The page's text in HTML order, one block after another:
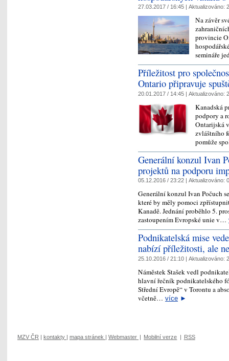
27.03.2017 / 16:45 | Aktualizováno:
Na závěr
provincie
semináře
Příležitost pro
Ontario připravuje
20.01.2017 / 14:45 | Aktualizováno:
Kanadská
podpory a
Ontarijská
zvláštního
pomůže
Generální konzul Ivan
projektů na podporu
05.12.2016 / 23:22 | Aktualizováno:
Generální konzul Ivan Počuch
které by měly pomoci
Kanadě. Jednání proběhlo 5.
zastoupením Evropské unie v…
Podnikatelská mise
nabízí příležitosti, ale
25.10.2016 / 21:10 | Aktualizováno:
Náměstek Stašek vedl
hlavní řečník podnikatelského
Střední Evropě“ v Torontu a
včetně… více ►
MZV ČR kontakty mapa stránek Webmaster Mobilní verze RSS